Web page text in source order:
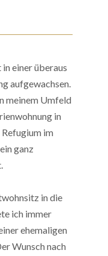
einer überaus
aufgewachsen.
meinem Umfeld
in
im
ganz
in die
ich immer
ehemaligen
Wunsch nach